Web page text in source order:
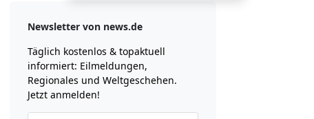
Newsletter von news.de
Täglich kostenlos & topaktuell
informiert: Eilmeldungen,
Regionales und Weltgeschehen.
Jetzt anmelden!